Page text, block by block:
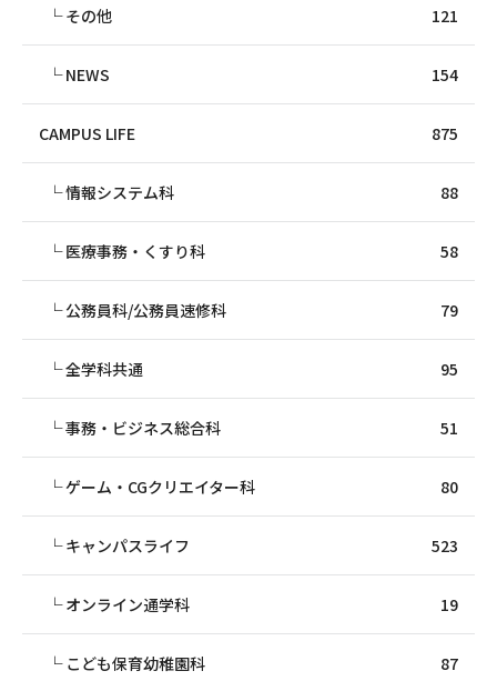
その他 121
NEWS 154
CAMPUS LIFE 875
情報システム科 88
医療事務・くすり科 58
公務員科/公務員速修科 79
全学科共通 95
事務・ビジネス総合科 51
ゲーム・CGクリエイター科 80
キャンパスライフ 523
オンライン通学科 19
こども保育幼稚園科 87